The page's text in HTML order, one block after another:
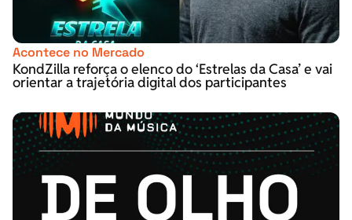
Acontece no Mercado
KondZilla reforça o elenco do ‘Estrelas da Casa’ e vai
orientar a trajetória digital dos participantes